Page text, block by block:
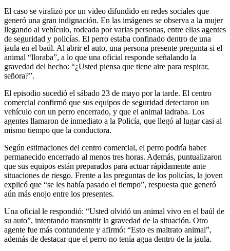
El caso se viralizó por un video difundido en redes sociales que
generó una gran indignación. En las imágenes se observa a la mujer
llegando al vehículo, rodeada por varias personas, entre ellas agentes
de seguridad y policías. El perro estaba confinado dentro de una
jaula en el baúl. Al abrir el auto, una persona presente pregunta si el
animal “lloraba”, a lo que una oficial responde señalando la
gravedad del hecho: “¿Usted piensa que tiene aire para respirar,
señora?”.
El episodio sucedió el sábado 23 de mayo por la tarde. El centro
comercial confirmó que sus equipos de seguridad detectaron un
vehículo con un perro encerrado, y que el animal ladraba. Los
agentes llamaron de inmediato a la Policía, que llegó al lugar casi al
mismo tiempo que la conductora.
Según estimaciones del centro comercial, el perro podría haber
permanecido encerrado al menos tres horas. Además, puntualizaron
que sus equipos están preparados para actuar rápidamente ante
situaciones de riesgo. Frente a las preguntas de los policías, la joven
explicó que “se les había pasado el tiempo”, respuesta que generó
aún más enojo entre los presentes.
Una oficial le respondió: “Usted olvidó un animal vivo en el baúl de
su auto”, intentando transmitir la gravedad de la situación. Otro
agente fue más contundente y afirmó: “Esto es maltrato animal”,
además de destacar que el perro no tenía agua dentro de la jaula.